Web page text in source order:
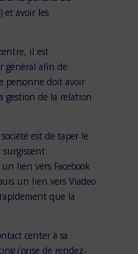
) et avoir les
il est
général afin de
personne doit avoir
gestion de la relation
est de taper le
lien vers Facebook
un lien vers Viadeo
que la
center à sa
(prise de rendez-